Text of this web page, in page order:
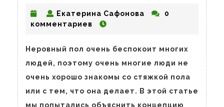
для
пола
Екатерина Сафонова Екатерина
0
комментариев
Неровный пол очень беспокоит многих
людей, поэтому очень многие люди не
очень хорошо знакомы со стяжкой пола
или с тем, что она делает. В этой статье
мы попытались объяснить концепцию